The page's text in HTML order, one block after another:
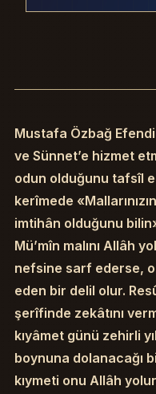
Mustafa Özbağ
ve Sünnet’e hizmet
odun olduğunu tafsîl
kerîmede
imtihân olduğunu
Mü’mîn malını Allâh
nefsine sarf ederse,
eden bir delil olur.
şerîfinde zekâtını
kıyâmet günü zehirli
boynuna dolanacağı
kıymeti onu Allâh